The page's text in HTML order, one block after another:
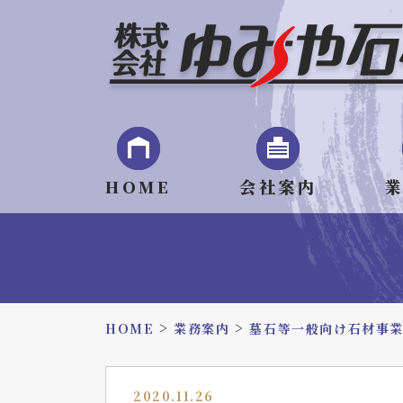
HOME 会社案内
HOME >業務案内 >墓石等一般向け石材事
2020.11.26